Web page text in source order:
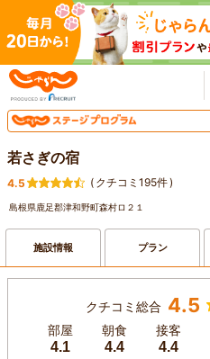
若さぎの宿
4.5 ( クチコミ195件)
島根県鹿足郡津和野町森村ロ２１
施設情報 プラン
クチコミ総合 4.5
部屋
4.1
朝食
4.4
接客
4.4